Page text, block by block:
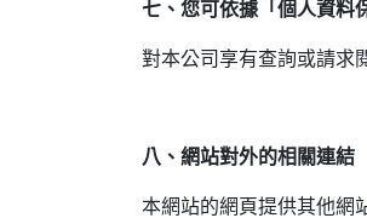
七、您可依據「個人資料
對本公司享有查詢或請求
八、網站對外的相關連結
本網站的網頁提供其他網